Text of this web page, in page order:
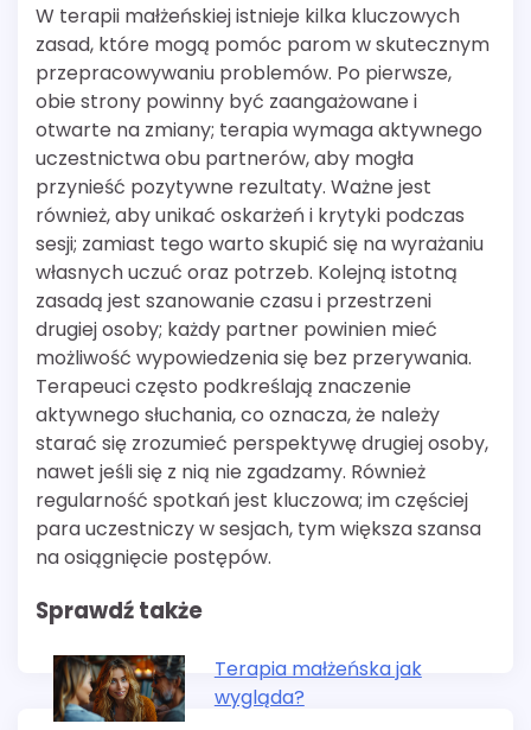
W terapii małżeńskiej istnieje kilka kluczowych
zasad, które mogą pomóc parom w skutecznym
przepracowywaniu problemów. Po pierwsze,
obie strony powinny być zaangażowane i
otwarte na zmiany; terapia wymaga aktywnego
uczestnictwa obu partnerów, aby mogła
przynieść pozytywne rezultaty. Ważne jest
również, aby unikać oskarżeń i krytyki podczas
sesji; zamiast tego warto skupić się na wyrażaniu
własnych uczuć oraz potrzeb. Kolejną istotną
zasadą jest szanowanie czasu i przestrzeni
drugiej osoby; każdy partner powinien mieć
możliwość wypowiedzenia się bez przerywania.
Terapeuci często podkreślają znaczenie
aktywnego słuchania, co oznacza, że należy
starać się zrozumieć perspektywę drugiej osoby,
nawet jeśli się z nią nie zgadzamy. Również
regularność spotkań jest kluczowa; im częściej
para uczestniczy w sesjach, tym większa szansa
na osiągnięcie postępów.
Sprawdź także
Terapia małżeńska jak
wygląda?